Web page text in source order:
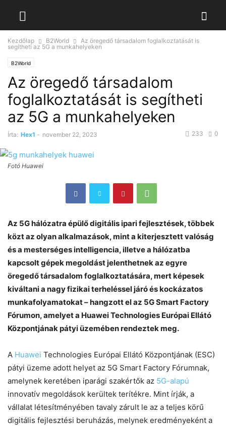
Kezdőlap B2World
Az öregedő társadalom foglalkoztatását is
segítheti az 5G a munkahelyeken
B2World
Az öregedő társadalom
foglalkoztatását is segítheti
az 5G a munkahelyeken
Írta: Hex1 - november 22, 2023 0
233
Fotó Huawei
Az 5G hálózatra épülő digitális ipari fejlesztések, többek
közt az olyan alkalmazások, mint a kiterjesztett valóság
és a mesterséges intelligencia, illetve a hálózatba
kapcsolt gépek megoldást jelenthetnek az egyre
öregedő társadalom foglalkoztatására, mert képesek
kiváltani a nagy fizikai terheléssel járó és kockázatos
munkafolyamatokat – hangzott el az 5G Smart Factory
Fórumon, amelyet a Huawei Technologies Európai Ellátó
Központjának pátyi üzemében rendeztek meg.
A Huawei Technologies Európai Ellátó Központjának (ESC)
pátyi üzeme adott helyet az 5G Smart Factory Fórumnak,
amelynek keretében iparági szakértők az 5G-alapú
innovatív megoldások kerültek terítékre. Mint írják, a
vállalat létesítményében tavaly zárult le az a teljes körű
digitális fejlesztési beruházás, melynek eredményeként a